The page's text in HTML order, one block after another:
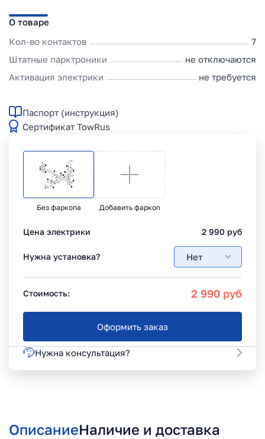
О товаре
Кол-во контактов
7
Штатные парктроники
не отключаются
Активация электрики
не требуется
Паспорт (инструкция)
Сертификат TowRus
Без фаркопа Добавить фаркоп
Цена электрики 2 990 руб
Нужна установка? Нет
Стоимость: 2 990 руб
Оформить заказ
Нужна консультация?
ОписаниеНаличие и доставка